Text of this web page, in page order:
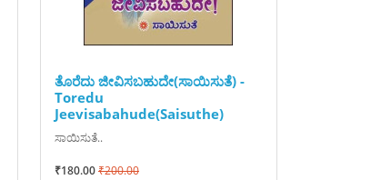
ತೊರೆದು ಜೀವಿಸಬಹುದೇ(ಸಾಯಿಸುತೆ) -
Toredu
Jeevisabahude(Saisuthe)
ಸಾಯಿಸುತೆ..
₹180.00₹200.00